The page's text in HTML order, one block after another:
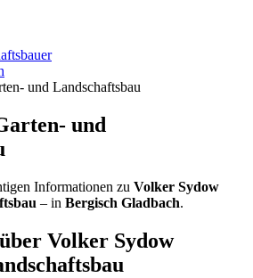
und Landschaftsbau
und
Informationen zu Volker Sydow
– in Bergisch Gladbach.
Volker Sydow